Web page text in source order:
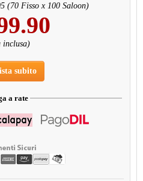
(70 Fisso x 100 Saloon)
inclusa)
subito
a rate